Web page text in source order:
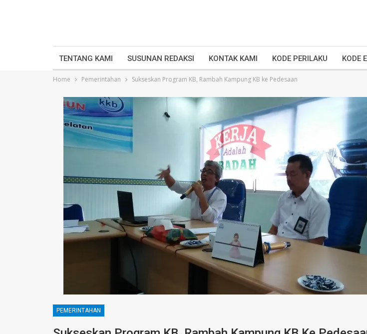
TENTANG KAMI SUSUNAN REDAKSI KONTAK KAMI KODE PERILAKU KODE
Home Pemerintahan Sukseskan Program KB, Rambah Kampung KB ke Pedesaan
PEMERINTAHAN